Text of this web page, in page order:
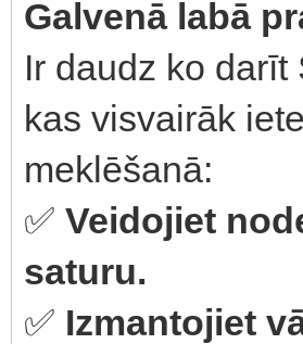
Galvenā labā
Ir daudz ko
kas visvairāk
meklēšanā:
✅ Veidojiet
saturu.
✅ Izmantojiet